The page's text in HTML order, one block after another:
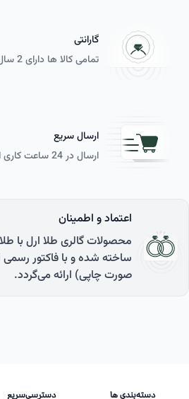
گارانتی
تمامی کالا ها دارای 2 سال گارانتی می­باشد
ارسال سریع
ارسال در 24 ساعت کاری از شعب محل سکونت خود
اعتماد و اطمینان
ساخته شده و با فاکتور رسمی
صورت چاپی) ارائه می‌گردد.
دسته‌بندی ها دسترسی‌سریع